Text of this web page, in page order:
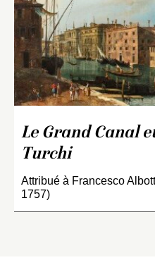
Le Grand Canal
Turchi
Attribué à Francesco
1757)